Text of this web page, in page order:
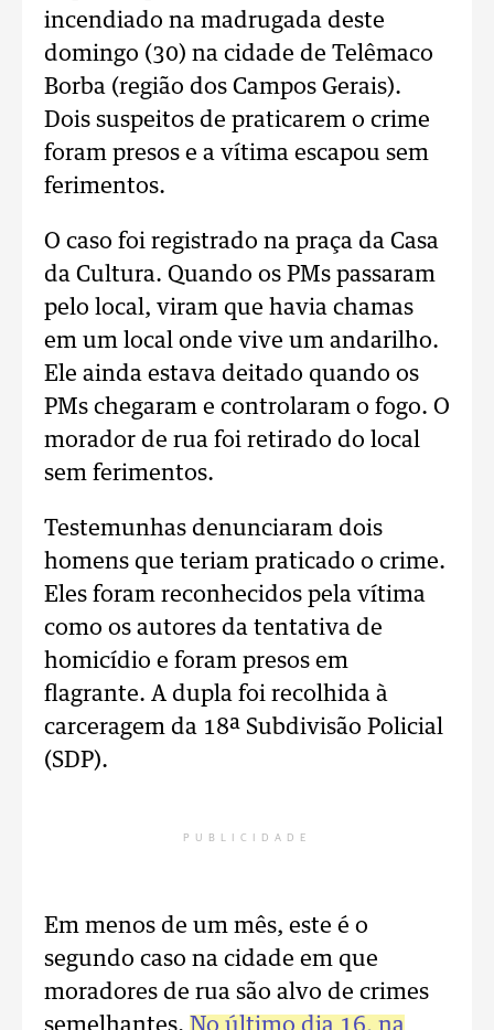
incendiado na madrugada deste
domingo (30) na cidade de Telêmaco
Borba (região dos Campos Gerais).
Dois suspeitos de praticarem o crime
foram presos e a vítima escapou sem
ferimentos.
O caso foi registrado na praça da Casa
da Cultura. Quando os PMs passaram
pelo local, viram que havia chamas
em um local onde vive um andarilho.
Ele ainda estava deitado quando os
PMs chegaram e controlaram o fogo. O
morador de rua foi retirado do local
sem ferimentos.
Testemunhas denunciaram dois
homens que teriam praticado o crime.
Eles foram reconhecidos pela vítima
como os autores da tentativa de
homicídio e foram presos em
flagrante. A dupla foi recolhida à
carceragem da 18ª Subdivisão Policial
(SDP).
PUBLICIDADE
Em menos de um mês, este é o
segundo caso na cidade em que
moradores de rua são alvo de crimes
semelhantes. No último dia 16, na